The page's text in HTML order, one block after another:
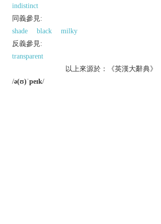
indistinct
同義參見:
shade
black
milky
反義參見:
transparent
以上來源於：《英漢大辭典》
/ə(ʊ)ˈpeɪk/